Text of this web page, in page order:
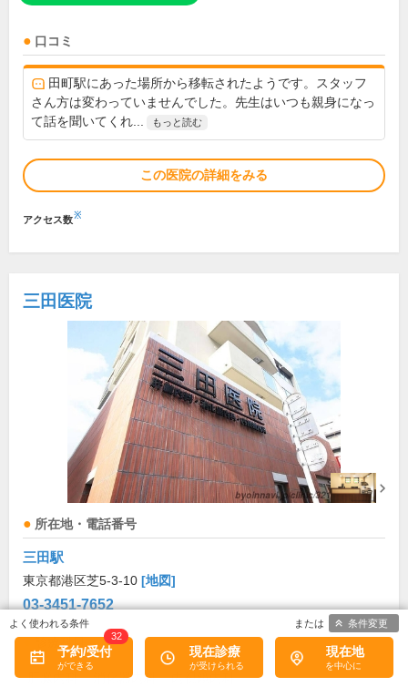
口コミ
田町駅にあった場所から移転されたようです。スタッフ
さん方は変わっていませんでした。先生はいつも親身になっ
て話を聞いてくれ...
もっと読む
この医院の詳細をみる
アクセス数※
三田医院
所在地・電話番号
三田駅
東京都港区芝5-3-10 [地図]
03-3451-7652
診療科目
肝臓内科 消化器内科 内視鏡内科
予約/受付
32
現在診療 現在地
条件変更